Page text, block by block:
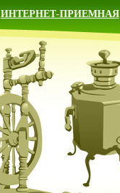
ИНТЕРНЕТ-ПРИЕМНАЯ